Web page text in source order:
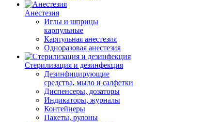
Анестезия
Иглы и шприцы
карпульные
Карпульная анестезия
Одноразовая анестезия
Стерилизация и дезинфекция
Дезинфицирующие
средства, мыло и салфетки
Диспенсеры, дозаторы
Индикаторы, журналы
Контейнеры
Пакеты, рулоны